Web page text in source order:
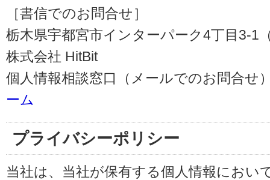
［書信でのお問合せ］
栃木県宇都宮市インターパーク4丁目3-1
株式会社 HitBit
個人情報相談窓口（メールでのお問合せ
ーム
プライバシーポリシー
当社は、当社が保有する個人情報におい